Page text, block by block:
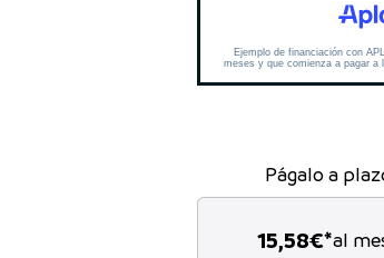
Págalo a
15,58€*al